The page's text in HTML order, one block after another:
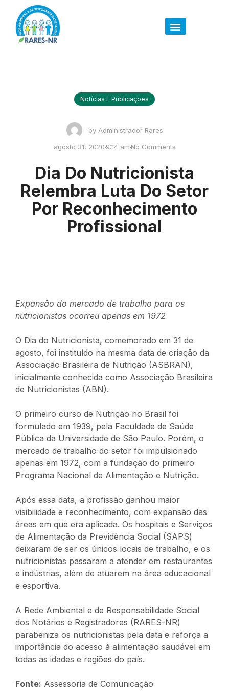
Notícias E Publicações
byAdministrador Rares
agosto 31, 20209:14 amNo Comments
Dia Do Nutricionista
Relembra Luta Do Setor
Por Reconhecimento
Profissional
Expansão do mercado de trabalho para os
nutricionistas ocorreu apenas em 1972
O Dia do Nutricionista, comemorado em 31 de
agosto, foi instituído na mesma data de criação da
Associação Brasileira de Nutrição (ASBRAN),
inicialmente conhecida como Associação Brasileira
de Nutricionistas (ABN).
O primeiro curso de Nutrição no Brasil foi
formulado em 1939, pela Faculdade de Saúde
Pública da Universidade de São Paulo. Porém, o
mercado de trabalho do setor foi impulsionado
apenas em 1972, com a fundação do primeiro
Programa Nacional de Alimentação e Nutrição.
Após essa data, a profissão ganhou maior
visibilidade e reconhecimento, com expansão das
áreas em que era aplicada. Os hospitais e Serviços
de Alimentação da Previdência Social (SAPS)
deixaram de ser os únicos locais de trabalho, e os
nutricionistas passaram a atender em restaurantes
e indústrias, além de atuarem na área educacional
e esportiva.
A Rede Ambiental e de Responsabilidade Social
dos Notários e Registradores (RARES-NR)
parabeniza os nutricionistas pela data e reforça a
importância do acesso à alimentação saudável em
todas as idades e regiões do país.
Fonte: Assessoria de Comunicação